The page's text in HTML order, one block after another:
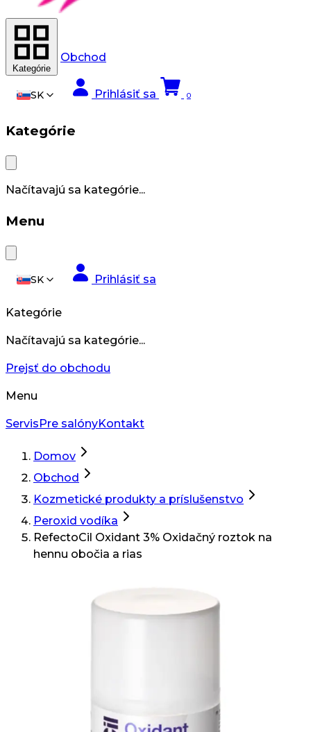
Kategórie
Obchod
SK Prihlásiť sa 0
Kategórie
Načítavajú sa kategórie...
Menu
SK Prihlásiť sa
Kategórie
Načítavajú sa kategórie...
Prejsť do obchodu
Menu
Servis Pre salónyKontakt
Domov
Obchod
Kozmetické produkty a príslušenstvo
Peroxid vodíka
RefectoCil Oxidant 3% Oxidačný roztok na
hennu obočia a rias